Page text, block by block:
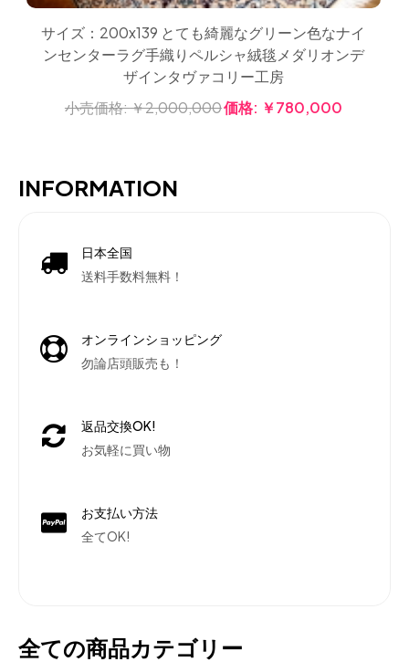
サイズ：200x139 とても綺麗なグリーン色なナイ
ンセンターラグ手織りペルシャ絨毯メダリオンデ
ザインタヴァコリー工房
小売価格:￥2,000,000価格: ￥780,000
INFORMATION
日本全国
送料手数料無料！
オンラインショッピング
勿論店頭販売も！
返品交換OK!
お気軽に買い物
お支払い方法
全てOK!
全ての商品カテゴリー